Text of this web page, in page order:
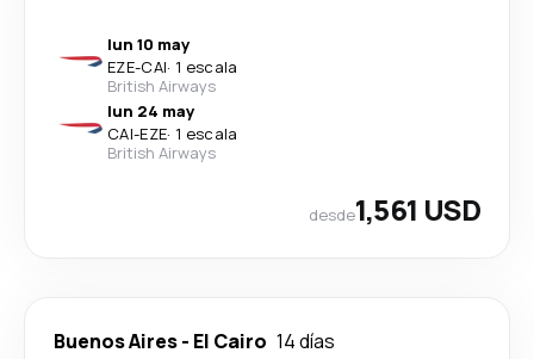
lun 10 may
EZE-CAI· 1 escala
British Airways
lun 24 may
CAI-EZE· 1 escala
British Airways
desde1,561 USD
Buenos Aires- El Cairo 14 días